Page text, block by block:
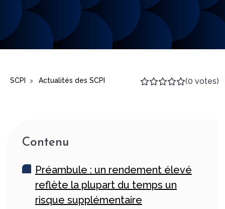
SCPI > Actualités des SCPI (0 votes)
Contenu
Préambule : un rendement élevé
reflète la plupart du temps un
risque supplémentaire